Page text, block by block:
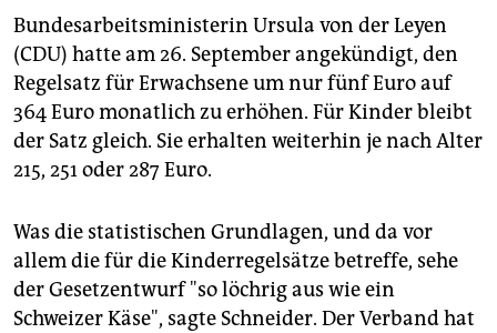
Bundesarbeitsministerin Ursula von der Leyen
(CDU) hatte am 26. September angekündigt, den
Regelsatz für Erwachsene um nur fünf Euro auf
364 Euro monatlich zu erhöhen. Für Kinder bleibt
der Satz gleich. Sie erhalten weiterhin je nach Alter
215, 251 oder 287 Euro.
Was die statistischen Grundlagen, und da vor
allem die für die Kinderregelsätze betreffe, sehe
der Gesetzentwurf "so löchrig aus wie ein
Schweizer Käse", sagte Schneider. Der Verband hat